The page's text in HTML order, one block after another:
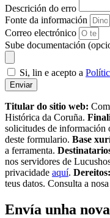
Descrición do erro
Fonte da información
Correo electrónico
Sube documentación
Si, lin e acepto a
Enviar
Titular do sitio web:
Histórica da Coruña.
solicitudes de información
deste formulario. Base
a ferramenta.
nos servidores de
privacidade aquí. Dereitos:
teus datos. Consulta a nosa
Envía unha